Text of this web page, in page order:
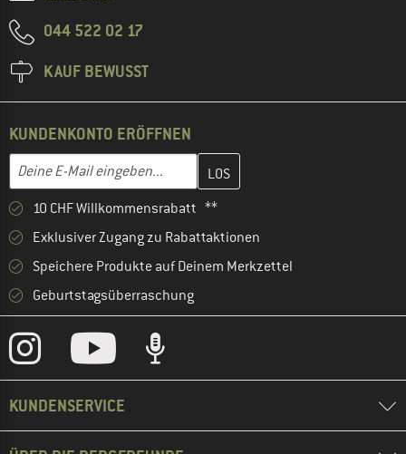
044 522 02 17
KAUF BEWUSST
KUNDENKONTO ERÖFFNEN
E-Mail-Adresse
Gib hier deine E-Mail-Adresse ein und erstelle im nächsten
10 CHF Willkommensrabatt **
Exklusiver Zugang zu Rabattaktionen
Speichere Produkte auf Deinem Merkzettel
Geburtstagsüberraschung
KUNDENSERVICE